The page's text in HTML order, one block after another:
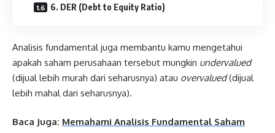
6. DER (Debt to Equity Ratio)
Analisis fundamental juga membantu kamu mengetahui
apakah saham perusahaan tersebut mungkin undervalued
(dijual lebih murah dari seharusnya) atau overvalued(dijual
lebih mahal dari seharusnya).
Baca Juga: Memahami Analisis Fundamental Saham